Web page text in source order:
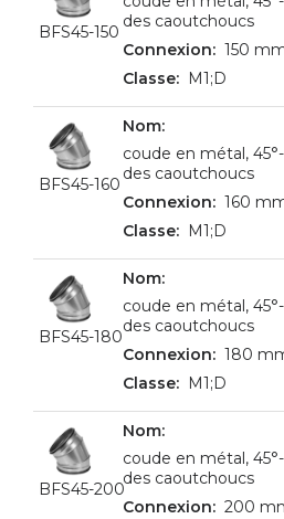
BFS45-150
des caoutchoucs
150
M1;D
BFS45-160
coude en métal,
des caoutchoucs
160
M1;D
BFS45-180
coude en métal,
des caoutchoucs
180
M1;D
BFS45-200
coude en métal,
des caoutchoucs
200